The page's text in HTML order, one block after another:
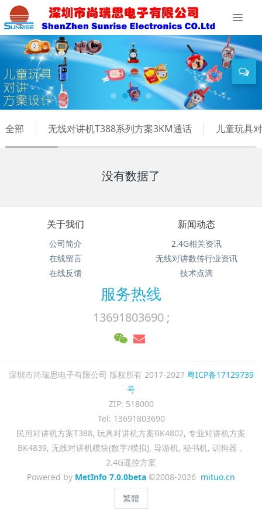
全部 无线对讲机T388系列方案3KM通话 儿童玩具
没有数据了
关于我们
公司简介
在线留言
在线反馈
新闻动态
2.4G相关资讯
无线对讲数传行业资讯
技术点滴
服务热线
13691803690 ;
深圳市尚瑞思电子有限公司 版权所有 2017-2027 粤ICP备17129739
号
ZIP: 518000
Tel: 13691803690
民用对讲机方案T388, 玩具对讲机方案BK4802, 专业对讲机方案
BK4839, 无线对讲机模块(数字/模拟), 导游机, 秘书机, 训狗器，
2.4G遥控方案
Powered by MetInfo 7.0.0beta ©2008-2026 mituo.cn
繁體